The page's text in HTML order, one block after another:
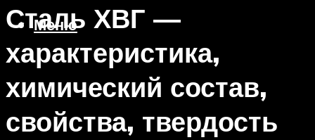
Меню
Сталь ХВГ —
характеристика,
химический состав,
свойства, твердость